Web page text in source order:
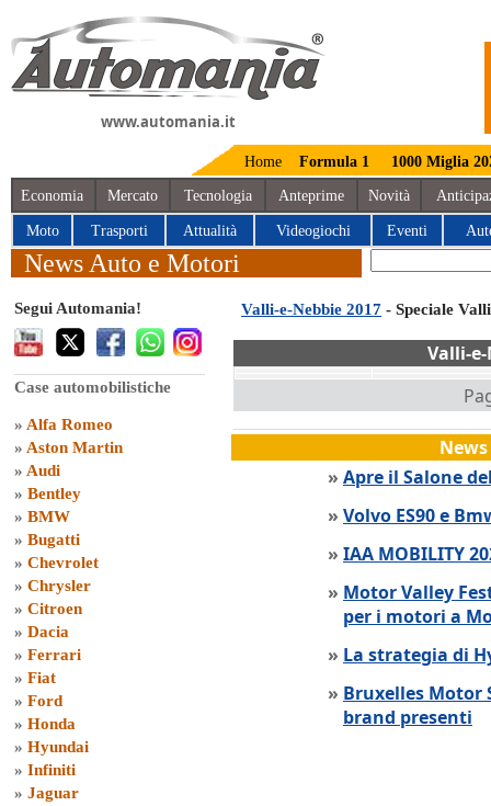
www.automania.it
Home Formula 1 1000 Miglia
Economia Mercato Tecnologia Anteprime Novità
Moto Trasporti Attualità Videogiochi Eventi
News Auto e Motori
Segui Automania!
Case automobilistiche
» Alfa Romeo
» Aston Martin
» Audi
» Bentley
» BMW
» Bugatti
» Chevrolet
» Chrysler
» Citroen
» Dacia
» Ferrari
» Fiat
» Ford
» Honda
» Hyundai
» Infiniti
» Jaguar
Valli-e-Nebbie 2017 - Speciale
Valli-e-
» Apre il Salone
» Volvo ES90 e
» IAA MOBILITY
» Motor Valley
per i motori a
» La strategia di
» Bruxelles Motor
brand presenti